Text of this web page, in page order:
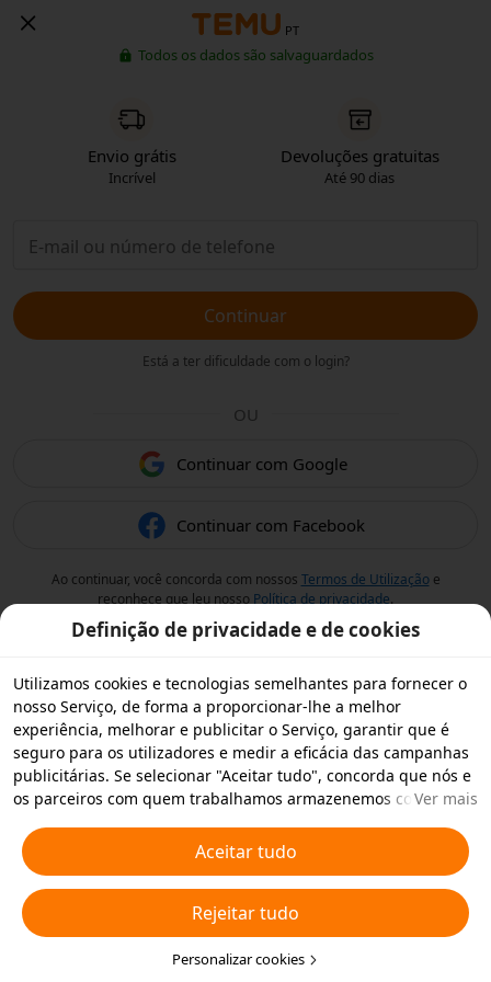
PT
Todos os dados são salvaguardados
Envio grátis
Incrível
Devoluções gratuitas
Até 90 dias
Continuar
Está a ter dificuldade com o login?
OU
Continuar com Google
Continuar com Facebook
Ao continuar, você concorda com nossos Termos de Utilizaçãoe
reconhece que leu nosso Política de privacidade.
Definição de privacidade e de cookies
Utilizamos cookies e tecnologias semelhantes para fornecer o
nosso Serviço, de forma a proporcionar-lhe a melhor
experiência, melhorar e publicitar o Serviço, garantir que é
seguro para os utilizadores e medir a eficácia das campanhas
publicitárias. Se selecionar "Aceitar tudo", concorda que nós e
os parceiros com quem trabalhamos armazenemos cookies e
publicitários. Também pode "Rejeitar todos" os cookies não
essenciais ou escolher os tipos de cookies que pretende
aceitar ou desativar clicando em "Personalizar cookies" abaixo
ou em qualquer altura nas suas definições de privacidade.
Para obter mais informações, consulte a nossaPolítica relativa
a Cookies e Tecnologias Semelhantes.
Ver mais
Aceitar tudo
Rejeitar tudo
Personalizar cookies